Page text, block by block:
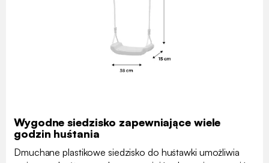
Wygodne siedzisko zapewniające wiele
godzin huśtania
Dmuchane plastikowe siedzisko do huśtawki umożliwia